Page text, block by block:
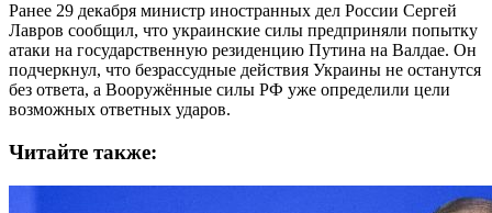
Ранее 29 декабря министр иностранных дел России Сергей
Лавров сообщил, что украинские силы предприняли попытку
атаки на государственную резиденцию Путина на Валдае. Он
подчеркнул, что безрассудные действия Украины не останутся
без ответа, а Вооружённые силы РФ уже определили цели
возможных ответных ударов.
Читайте также: